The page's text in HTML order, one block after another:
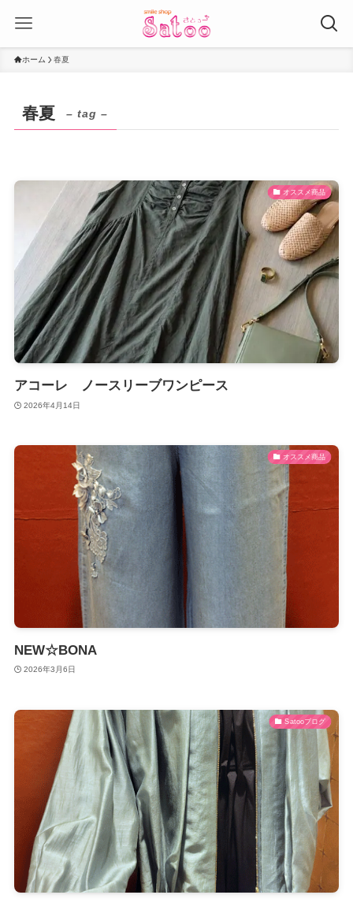
ホーム 春夏
春夏 – tag –
オススメ商品
アコーレ ノースリーブワンピース
2026年4月14日
オススメ商品
NEW☆BONA
2026年3月6日
Satooブログ